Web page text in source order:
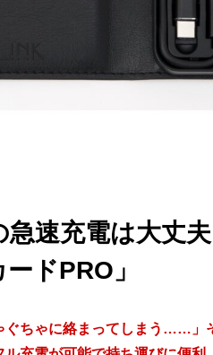
速充電は大丈
ドPRO」
ぐちゃに絡まってしまう……